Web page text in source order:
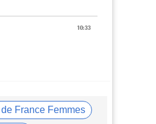
10:33
raconte des
10:01
de France Femmes